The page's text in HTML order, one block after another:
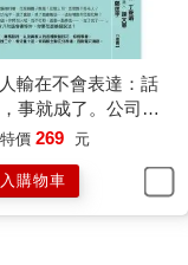
吸引對方，而不是直
把拒絕轉化為動力
準提升了，對方想
有創意的想法。
輸在不會表達：話
事就成了。公司裡
話？麻煩就沒了。
特價 269 元
購物車